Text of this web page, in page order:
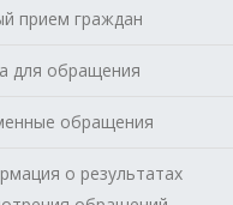
прием граждан
для обращения
обращения
о результатах